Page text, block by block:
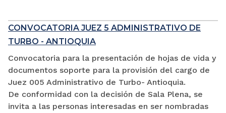
CONVOCATORIA JUEZ 5 ADMINISTRATIVO DE
TURBO - ANTIOQUIA
Convocatoria para la presentación de hojas de vida y
documentos soporte para la provisión del cargo de
Juez 005 Administrativo de Turbo- Antioquia.
De conformidad con la decisión de Sala Plena, se
invita a las personas interesadas en ser nombradas